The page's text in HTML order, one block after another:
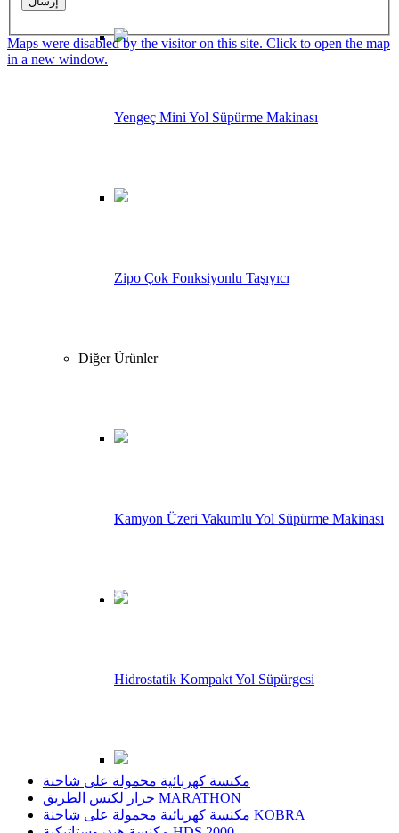
Yengeç Mini Yol Süpürme Makinası
Zipo Çok Fonksiyonlu Taşıyıcı
Diğer Ürünler
Kamyon Üzeri Vakumlu Yol Süpürme Makinası
Hidrostatik Kompakt Yol Süpürgesi
Maps were disabled by the visitor on this site. Click to open the map
in a new window.
آلات استن-ال، باستخدام معرفتها و خلفيتها وضعت أهدافها
مكنسة كهربائية محمولة على شاحنة
جرار لكنس الطريق MARATHON
مكنسة كهربائية محمولة على شاحنة KOBRA